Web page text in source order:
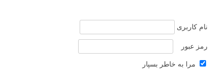
نام کاربری
رمز عبور
مرا به خاطر بسپار